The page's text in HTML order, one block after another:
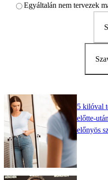
Egyáltalán nem tervezek
5 kilóval
előtte-
előnyös